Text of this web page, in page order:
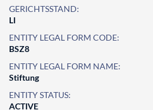
GERICHTSSTAND:
LI
ENTITY LEGAL FORM CODE:
BSZ8
ENTITY LEGAL FORM NAME:
Stiftung
ENTITY STATUS:
ACTIVE